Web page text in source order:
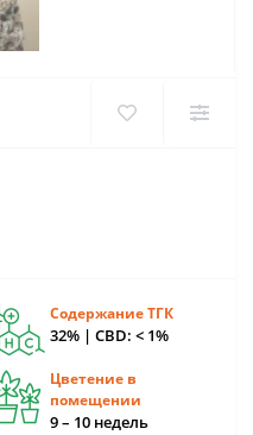
Содержание ТГК
32% | CBD: < 1%
Цветение в
помещении
9 – 10 недель